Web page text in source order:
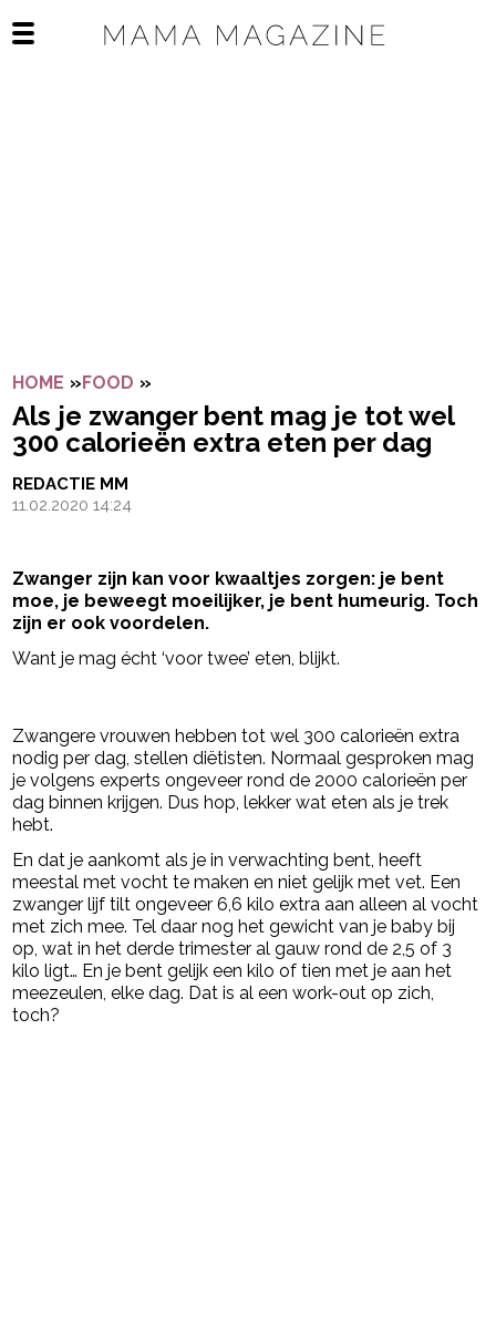
Open het mobiele menu
HOME »FOOD »
Als je zwanger bent mag je tot wel
300 calorieën extra eten per dag
REDACTIE MM
11.02.2020 14:24
Zwanger zijn kan voor kwaaltjes zorgen: je bent
moe, je beweegt moeilijker, je bent humeurig. Toch
zijn er ook voordelen.
Want je mag écht ‘voor twee’ eten, blijkt.
Zwangere vrouwen hebben tot wel 300 calorieën extra
nodig per dag, stellen diëtisten. Normaal gesproken mag
je volgens experts ongeveer rond de 2000 calorieën per
dag binnen krijgen. Dus hop, lekker wat eten als je trek
hebt.
En dat je aankomt als je in verwachting bent, heeft
meestal met vocht te maken en niet gelijk met vet. Een
zwanger lijf tilt ongeveer 6,6 kilo extra aan alleen al vocht
met zich mee. Tel daar nog het gewicht van je baby bij
op, wat in het derde trimester al gauw rond de 2,5 of 3
kilo ligt… En je bent gelijk een kilo of tien met je aan het
meezeulen, elke dag. Dat is al een work-out op zich,
toch?